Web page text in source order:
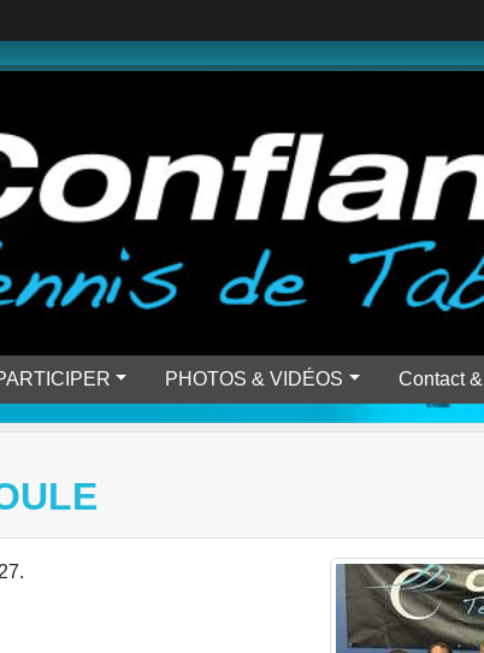
PHOTOS & VIDÉOS Contact